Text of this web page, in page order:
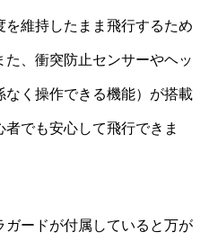
維持したまま飛行するため
、衝突防止センサーやヘッ
なく操作できる機能）が搭載
でも安心して飛行できま
ガードが付属していると万が